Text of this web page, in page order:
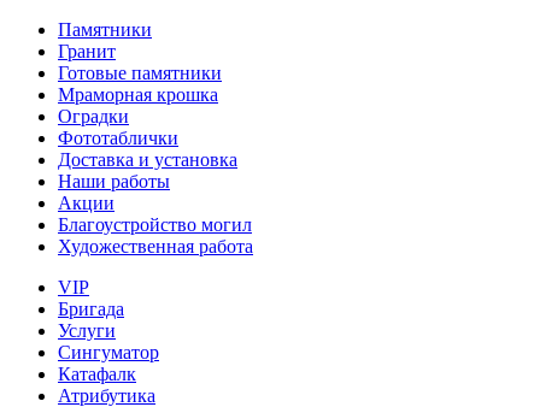
Памятники
Гранит
Готовые памятники
Мраморная крошка
Оградки
Фототаблички
Доставка и установка
Наши работы
Акции
Благоустройство могил
Художественная работа
VIP
Бригада
Услуги
Сингуматор
Катафалк
Атрибутика